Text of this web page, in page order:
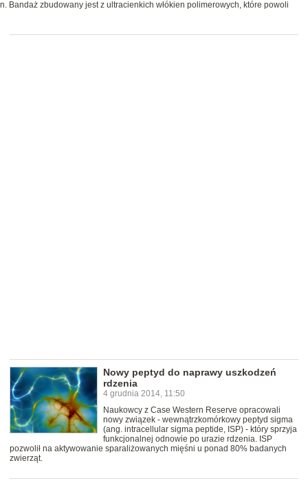
Bandaż zbudowany jest z ultracienkich włókien polimerowych, które powoli
Nowy peptyd do naprawy uszkodzeń
rdzenia
4 grudnia 2014, 11:50
Naukowcy z Case Western Reserve opracowali
nowy związek - wewnątrzkomórkowy peptyd sigma
(ang. intracellular sigma peptide, ISP) - który sprzyja
funkcjonalnej odnowie po urazie rdzenia. ISP
pozwolił na aktywowanie sparaliżowanych mięśni u ponad 80% badanych
zwierząt.